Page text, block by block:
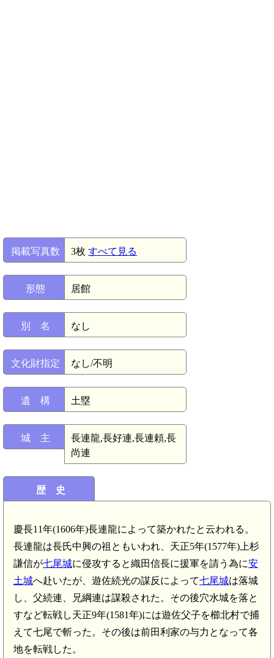
掲載写真数 3枚 すべて見る
形態 居館
別 名 なし
文化財指定 なし/不明
遺 構 土塁
城 主
長連龍,長好連,長連頼,長
尚連
歴 史
慶長11年(1606年)長連龍によって築かれたと云われる。
長連龍は長氏中興の祖ともいわれ、天正5年(1577年)上杉
謙信が七尾城に侵攻すると織田信長に援軍を請う為に安
土城へ赴いたが、遊佐続光の謀反によって七尾城は落城
し、父続連、兄綱連は謀殺された。その後穴水城を落と
すなど転戦し天正9年(1581年)には遊佐父子を櫛北村で捕
えて七尾で斬った。その後は前田利家の与力となって各
地を転戦した。